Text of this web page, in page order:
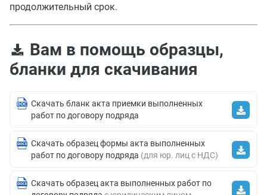
продолжительный срок.
Вам в помощь образцы,
бланки для скачивания
Скачать бланк акта приемки выполненных
работ по договору подряда
Скачать образец формы акта выполненных
работ по договору подряда (для юр. лиц с НДС)
Скачать образец акта выполненных работ по